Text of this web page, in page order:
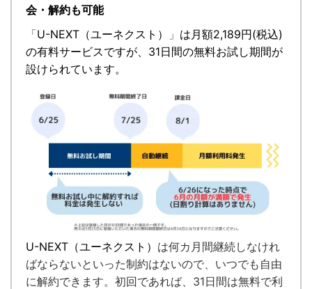
会・解約も可能
「U-NEXT（ユーネクスト） 」 は月額2,189円(税込)
の有料サービスですが、 31日間の無料お試し期間が
設けられています。
U-NEXT（ユーネクスト） は何カ月間継続しなけれ
ばならないといった制約はないので、いつでも自由
に解約できます。 初回であれば、31日間は無料で利